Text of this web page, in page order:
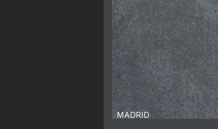
MADRID